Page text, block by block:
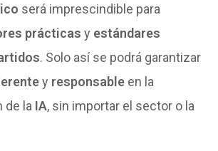
será imprescindible para
prácticas y estándares
. Solo así se podrá garantizar
y responsable en la
de la IA, sin importar el sector o la